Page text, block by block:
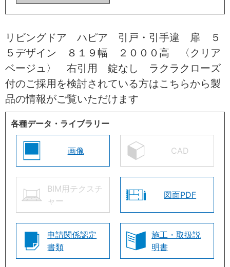
リビングドア ハピア 引戸・引手違 扉 ５
５デザイン ８１９幅 ２０００高 〈クリア
ベージュ〉 右引用 錠なし ラクラクローズ
付のご採用を検討されている方はこちらから製
品の情報がご覧いただけます
各種データ・ライブラリー
画像 CAD
BIM用テクスチ
ャー
図面PDF
申請関係認定
書類
施工・取扱説
明書